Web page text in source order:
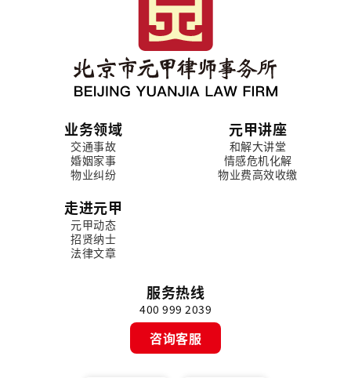
业务领域
交通事故
婚姻家事
物业纠纷
元甲讲座
和解大讲堂
情感危机化解
物业费高效收缴
走进元甲
元甲动态
招贤纳士
法律文章
服务热线
400 999 2039
咨询客服